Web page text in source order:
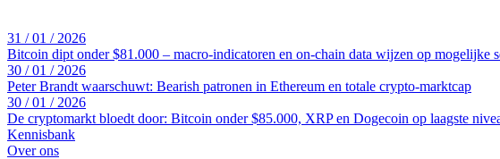
31 / 01 / 2026
Bitcoin dipt onder $81.000 – macro-indicatoren en on-chain data wijzen op mogelijke
30 / 01 / 2026
Peter Brandt waarschuwt: Bearish patronen in Ethereum en totale crypto-marktcap
30 / 01 / 2026
De cryptomarkt bloedt door: Bitcoin onder $85.000, XRP en Dogecoin op laagste
Kennisbank
Over ons